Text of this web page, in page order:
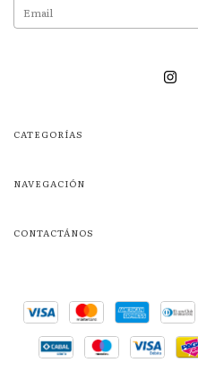
CATEGORÍAS
NAVEGACIÓN
CONTACTÁNOS